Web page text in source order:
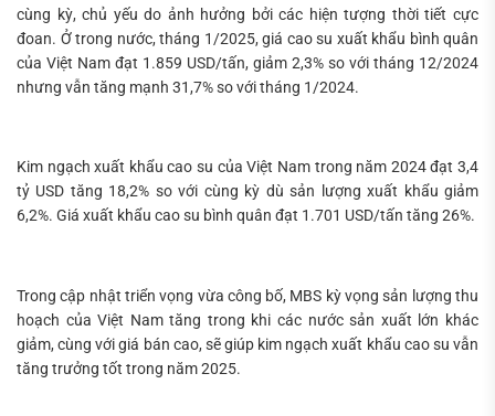
cùng kỳ, chủ yếu do ảnh hưởng bởi các hiện tượng thời tiết cực
đoan. Ở trong nước, tháng 1/2025, giá cao su xuất khẩu bình quân
của Việt Nam đạt 1.859 USD/tấn, giảm 2,3% so với tháng 12/2024
nhưng vẫn tăng mạnh 31,7% so với tháng 1/2024.
Kim ngạch xuất khẩu cao su của Việt Nam trong năm 2024 đạt 3,4
tỷ USD tăng 18,2% so với cùng kỳ dù sản lượng xuất khẩu giảm
6,2%. Giá xuất khẩu cao su bình quân đạt 1.701 USD/tấn tăng 26%.
Trong cập nhật triển vọng vừa công bố, MBS kỳ vọng sản lượng thu
hoạch của Việt Nam tăng trong khi các nước sản xuất lớn khác
giảm, cùng với giá bán cao, sẽ giúp kim ngạch xuất khẩu cao su vẫn
tăng trưởng tốt trong năm 2025.